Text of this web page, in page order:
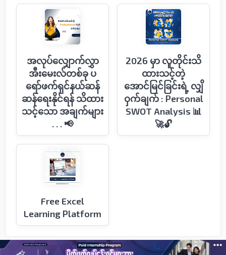
အလုပ်လျှောက်လွှာ
အီးမေးလ်တစ်ခု ပ
ရော်ဖက်ရှင်နယ်ဆန်
ဆန်ရေးနိုင်ရန် သိထား
သင့်သော အချက်များ
. . . 📢
2026 မှာ လူတိုင်းသိ
ထားသင့်တဲ့
အောင်မြင်ခြင်းရဲ့ လျှိ
ဝှက်ချက် : Personal
SWOT Analysis 📊
🚀🔓
Free Excel
Learning Platform